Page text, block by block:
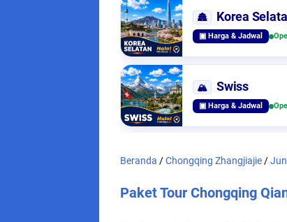
🏯 Korea
▣ Harga & Jadwal
🏔️ Swiss
▣ Harga & Jadwal
Beranda /Chongqing Zhangjiajie /
Paket Tour Chongqing